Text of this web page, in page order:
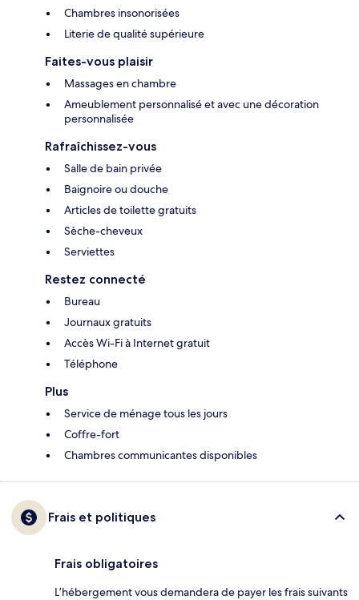
Chambres insonorisées
Literie de qualité supérieure
Faites-vous plaisir
Massages en chambre
Ameublement personnalisé et avec une décoration
personnalisée
Rafraîchissez-vous
Salle de bain privée
Baignoire ou douche
Articles de toilette gratuits
Sèche-cheveux
Serviettes
Restez connecté
Bureau
Journaux gratuits
Accès Wi-Fi à Internet gratuit
Téléphone
Plus
Service de ménage tous les jours
Coffre-fort
Chambres communicantes disponibles
Frais et politiques
Frais obligatoires
L’hébergement vous demandera de payer les frais suivants